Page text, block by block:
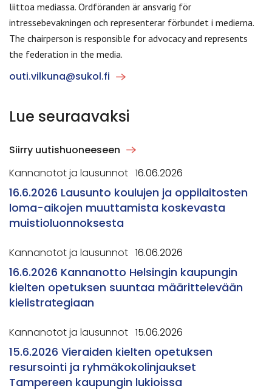
liittoa mediassa. Ordföranden är ansvarig för
intressebevakningen och representerar förbundet i medierna.
The chairperson is responsible for advocacy and represents
the federation in the media.
outi.vilkuna@sukol.fi
Lue seuraavaksi
Siirry uutishuoneeseen
Kannanotot ja lausunnot 16.06.2026
16.6.2026 Lausunto koulujen ja oppilaitosten
loma-aikojen muuttamista koskevasta
muistioluonnoksesta
Kannanotot ja lausunnot 16.06.2026
16.6.2026 Kannanotto Helsingin kaupungin
kielten opetuksen suuntaa määrittelevään
kielistrategiaan
Kannanotot ja lausunnot 15.06.2026
15.6.2026 Vieraiden kielten opetuksen
resursointi ja ryhmäkokolinjaukset
Tampereen kaupungin lukioissa